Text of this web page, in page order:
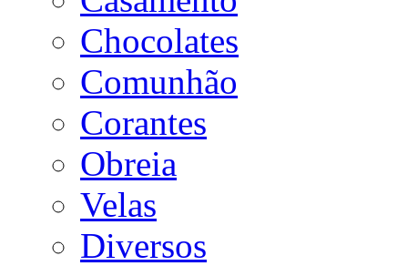
Chocolates
Comunhão
Corantes
Obreia
Velas
Diversos